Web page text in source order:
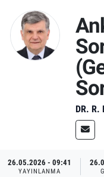
DR. R.
26.05.2026 - 09:41
YAYINLANMA